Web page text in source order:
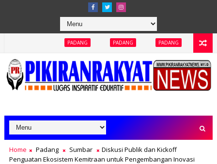
PADANG PADANG PADANG
Home Padang Sumbar
Diskusi Publik dan Kickoff
Penguatan Ekosistem Kemitraan untuk Pengembangan Inovasi